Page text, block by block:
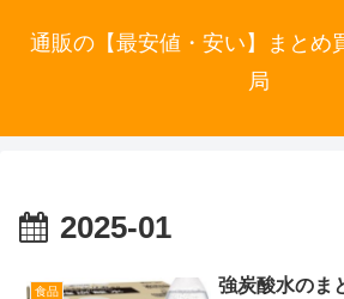
通販の【最安値・安い】まとめ
局
2025-01
食品 強炭酸水のま